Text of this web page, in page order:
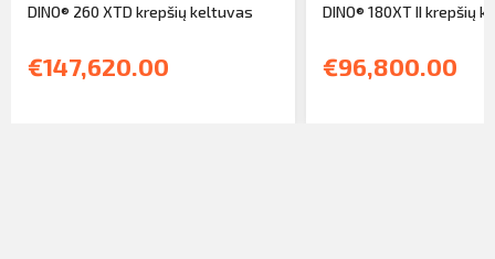
DINO® 260 XTD krepšių keltuvas
€147,620.00
DINO® 180XT II krepšių
€96,800.00